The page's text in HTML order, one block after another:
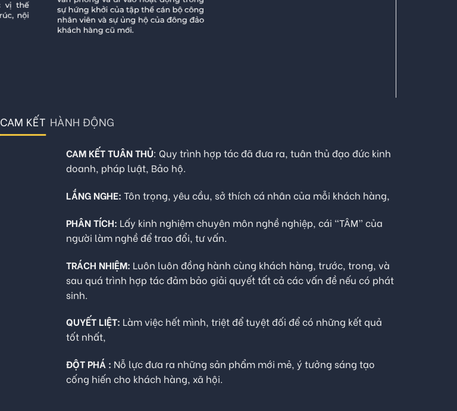
CAM KẾT HÀNH ĐỘNG
CAM KẾT TUÂN THỦ: Quy trình hợp tác đã đưa ra, tuân thủ đạo đức kinh
doanh, pháp luật, Bảo hộ.
LẮNG NGHE: Tôn trọng, yêu cầu, sở thích cá nhân của mỗi khách hàng,
PHÂN TÍCH: Lấy kinh nghiệm chuyên môn nghề nghiệp, cái “TÂM” của
người làm nghề để trao đổi, tư vấn.
TRÁCH NHIỆM: Luôn luôn đồng hành cùng khách hàng, trước, trong, và
sau quá trình hợp tác đảm bảo giải quyết tất cả các vấn đề nếu có phát
sinh.
QUYẾT LIỆT: Làm việc hết mình, triệt để tuyệt đối để có những kết quả
tốt nhất,
ĐỘT PHÁ : Nỗ lực đưa ra những sản phẩm mới mẻ, ý tưởng sáng tạo
cống hiến cho khách hàng, xã hội.